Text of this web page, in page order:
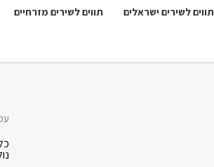
תווים לשירים ישראלים תווים לשירים מזרחיים
אין